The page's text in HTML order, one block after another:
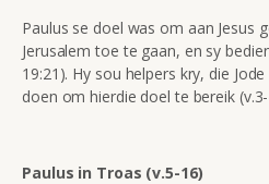
Paulus se doel was om aan Jesus
Jerusalem toe te gaan, en sy
19:21). Hy sou helpers kry, die
doen om hierdie doel te bereik
Paulus in Troas (v.5-16)